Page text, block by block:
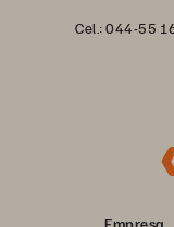
Cel.: 044-55
Empresa